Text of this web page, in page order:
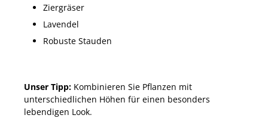
Ziergräser
Lavendel
Robuste Stauden
Unser Tipp: Kombinieren Sie Pflanzen mit
unterschiedlichen Höhen für einen besonders
lebendigen Look.